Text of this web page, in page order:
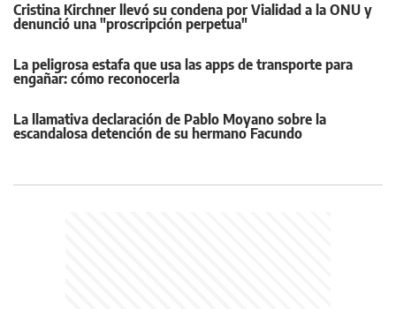
Cristina Kirchner llevó su condena por Vialidad a la ONU y
denunció una "proscripción perpetua"
La peligrosa estafa que usa las apps de transporte para
engañar: cómo reconocerla
La llamativa declaración de Pablo Moyano sobre la
escandalosa detención de su hermano Facundo